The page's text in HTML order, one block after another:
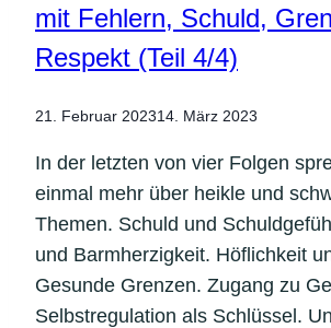
mit Fehlern, Schuld,
Respekt (Teil 4/4)
21. Februar 202314. März 2023
In der letzten von vier Folgen
einmal mehr über heikle und
Themen. Schuld und
und Barmherzigkeit. Höflichkeit
Gesunde Grenzen. Zugang zu
Selbstregulation als Schlüssel.